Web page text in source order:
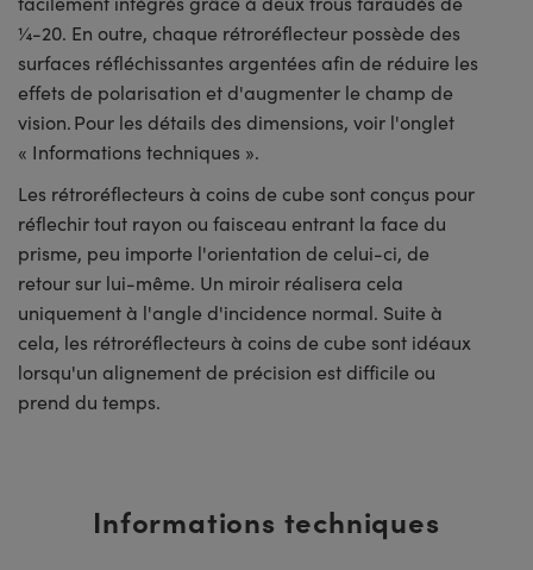
¼-20. En outre, chaque rétroréflecteur possède des
surfaces réfléchissantes argentées afin de réduire les
effets de polarisation et d'augmenter le champ de
vision. Pour les détails des dimensions, voir l'onglet
« Informations techniques ».
Les rétroréflecteurs à coins de cube sont conçus pour
réflechir tout rayon ou faisceau entrant la face du
prisme, peu importe l'orientation de celui-ci, de
retour sur lui-même. Un miroir réalisera cela
uniquement à l'angle d'incidence normal. Suite à
cela, les rétroréflecteurs à coins de cube sont idéaux
lorsqu'un alignement de précision est difficile ou
prend du temps.
Informations techniques